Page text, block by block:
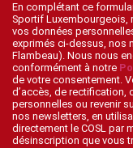
En complétant ce
Sportif Luxembourgeois,
vos données
exprimés ci-dessus, nos
Flambeau). Nous nous
conformément à notre
de votre consentement.
d’accès, de rectification,
personnelles ou revenir
nos newsletters, en
directement le COSL par
désinscription que vous